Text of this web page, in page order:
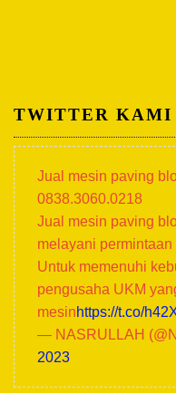
TWITTER KAMI
Jual mesin paving
0838.3060.0218
Jual mesin paving
melayani
Untuk memenuhi
pengusaha UKM
mesinhttps://t.co/
— NASRULLAH
2023